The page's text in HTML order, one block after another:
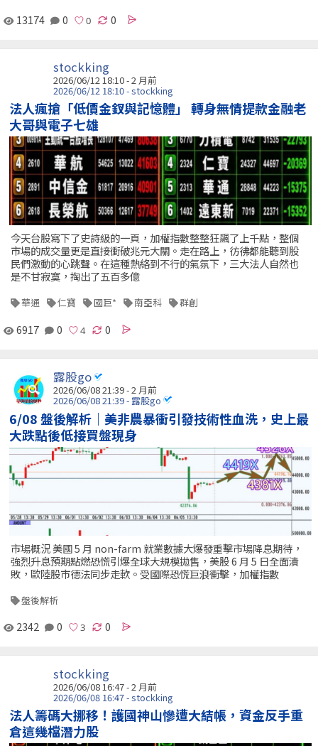
13174 0 0
stockking
2026/06/12 18:10 - 2 月前
2026/06/12 18:10 - stockking
法人瘋搶「低價金釵與記憶體」 轉身無情提款金融老
大哥與電子七雄
今天台股寫下了史詩級的一頁，加權指數整整狂飆了上千點，整個
市場的成交量更是直接衝破兆元大關。走在路上，彷彿都能聽到股
民們激動的心跳聲。在這種熱絡到不行的氣氛下，三大法人自然也
是不甘寂寞，掏出了五百多億
華通 仁寶 國巨* 南亞科 群創
6917 0 0
露股go
2026/06/08 21:39 - 2 月前
2026/06/08 21:39 - 露股go
6/08 盤後解析｜美非農暴衝引發技術性血洗，史上最
大跌點後低接買盤現身
市場概況 美國 5 月 non-farm 就業數據大爆發重擊市場降息期待，
強烈升息預期點燃恐慌引爆全球大規模拋售，美股 6 月 5 日全面潰
敗，歐陸股市德法同步走軟。受國際恐慌巨浪衝擊，加權指數
盤後解析
2342 0 0
stockking
2026/06/08 16:47 - 2 月前
2026/06/08 16:47 - stockking
法人籌碼大挪移！護國神山慘遭大結帳，資金反手重
倉這幾檔潛力股